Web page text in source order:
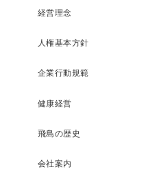
リニューアル／ソリューション
経営理念
人権基本方針
企業行動規範
健康経営
飛島の歴史
会社案内